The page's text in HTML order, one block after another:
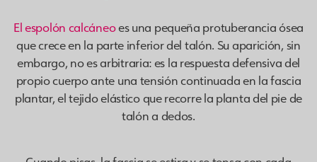
El espolón calcáneoes una pequeña protuberancia ósea
que crece en la parte inferior del talón. Su aparición, sin
embargo, no es arbitraria: es la respuesta defensiva del
propio cuerpo ante una tensión continuada en la fascia
plantar, el tejido elástico que recorre la planta del pie de
talón a dedos.